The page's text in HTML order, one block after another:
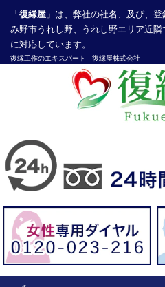
「 復縁屋 」は、弊社の社名、及び、
み野市うれし野、うれし野エリア近
に対応しています。
復縁工作のエキスパート - 復縁屋株式会社
探偵業届出登録番号30210286号